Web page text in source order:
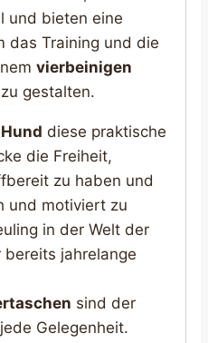
und bieten eine
das Training und die
vierbeinigen
gestalten.
Hund diese praktische
die Freiheit,
zu haben und
und motiviert zu
in der Welt der
jahrelange
sind der
Gelegenheit.